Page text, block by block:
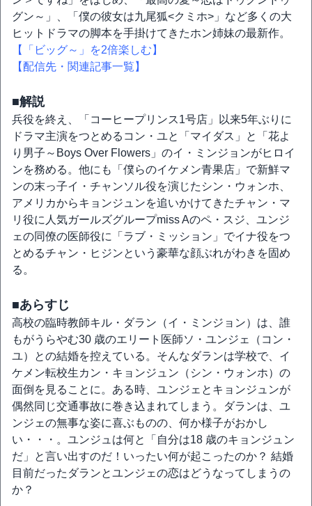
グン～」、「僕の彼女は九尾狐<クミホ>」など多くの大
ヒットドラマの脚本を手掛けてきたホン姉妹の最新作。
【「ビッグ～」を2倍楽しむ】
【配信先・関連記事一覧】
■解説
兵役を終え、「コーヒープリンス1号店」以来5年ぶりに
ドラマ主演をつとめるコン・ユと「マイダス」と「花よ
り男子～Boys Over Flowers」のイ・ミンジョンがヒロイ
ンを務める。他にも「僕らのイケメン青果店」で新鮮マ
ンの末っ子イ・チャンソル役を演じたシン・ウォンホ、
アメリカからキョンジュンを追いかけてきたチャン・マ
リ役に人気ガールズグループmiss Aのペ・スジ、ユンジ
ェの同僚の医師役に「ラブ・ミッション」でイナ役をつ
とめるチャン・ヒジンという豪華な顔ぶれがわきを固め
る。
■あらすじ
高校の臨時教師キル・ダラン（イ・ミンジョン）は、誰
もがうらやむ30 歳のエリート医師ソ・ユンジェ（コン・
ユ）との結婚を控えている。そんなダランは学校で、イ
ケメン転校生カン・キョンジュン（シン・ウォンホ）の
面倒を見ることに。ある時、ユンジェとキョンジュンが
偶然同じ交通事故に巻き込まれてしまう。ダランは、ユ
ンジェの無事な姿に喜ぶものの、何か様子がおかし
い・・・。ユンジュは何と「自分は18 歳のキョンジュン
だ」と言い出すのだ！いったい何が起こったのか？ 結婚
目前だったダランとユンジェの恋はどうなってしまうの
か？